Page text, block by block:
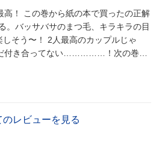
高！ この巻から紙の本で買ったの正解
。バッサバサのまつ毛、キラキラの目
付き合ってない……………！次の巻が
が超可愛くて...
のレビューを見る